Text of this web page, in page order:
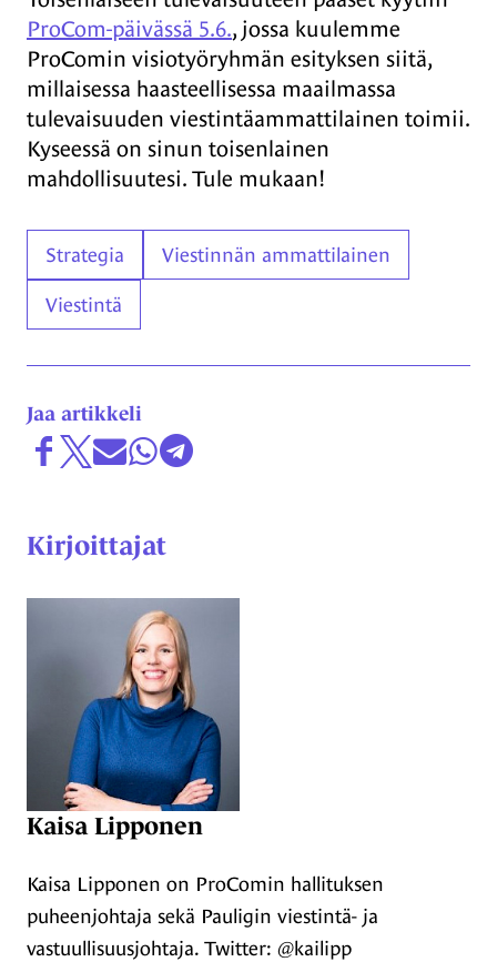
ProCom-päivässä 5.6., jossa kuulemme
ProComin visiotyöryhmän esityksen siitä,
millaisessa haasteellisessa maailmassa
tulevaisuuden viestintäammattilainen toimii.
Kyseessä on sinun toisenlainen
mahdollisuutesi. Tule mukaan!
Asiasanat
Strategia Viestinnän ammattilainen
Viestintä
Jaa artikkeli
Jaa Facebookissa
Share on X
Jaa sähköpostitse
Jaa WhatsAppissa
Jaa Telegramissa
Kirjoittajat
Kaisa Lipponen
Kaisa Lipponen on ProComin hallituksen
puheenjohtaja sekä Pauligin viestintä- ja
vastuullisuusjohtaja. Twitter: @kailipp